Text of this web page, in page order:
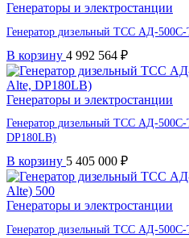
Генераторы и электростанции
Генератор дизельный ТСС АД-
В корзину 4 992 564 ₽
Генераторы и электростанции
Генератор дизельный ТСС АД-
DP180LB)
В корзину 5 405 000 ₽
Генераторы и электростанции
Генератор дизельный ТСС АД-